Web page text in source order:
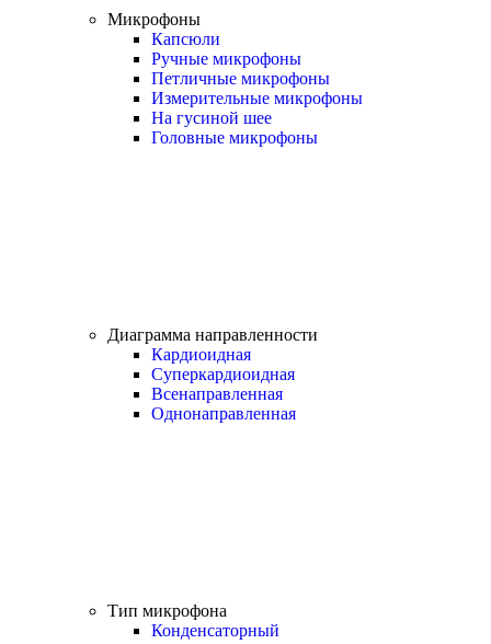
Микрофоны
Капсюли
Ручные микрофоны
Петличные микрофоны
Измерительные микрофоны
На гусиной шее
Головные микрофоны
Диаграмма направленности
Кардиоидная
Суперкардиоидная
Всенаправленная
Однонаправленная
Тип микрофона
Конденсаторный